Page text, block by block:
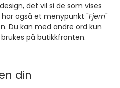
det vil si de som vises
også et menypunkt "Fjern"
Du kan med andre ord kun
på butikkfronten.
din